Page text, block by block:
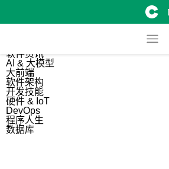
软件资讯
AI & 大模型
大前端
软件架构
开发技能
硬件 & IoT
DevOps
程序人生
数据库